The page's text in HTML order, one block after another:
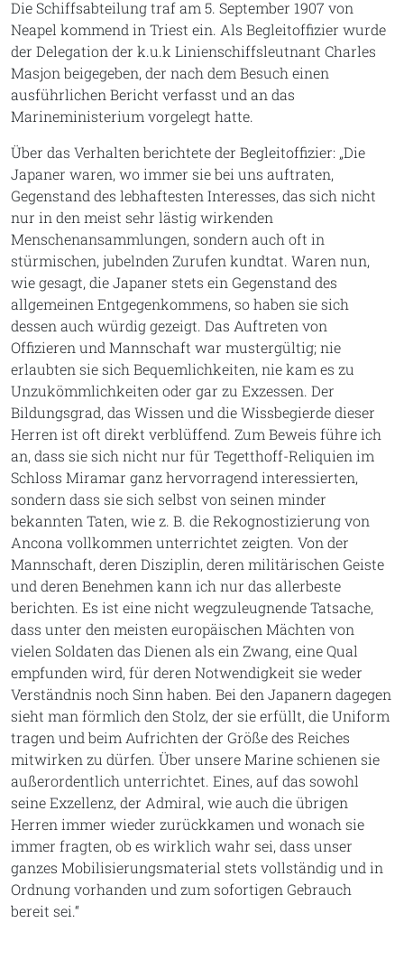
Die Schiffsabteilung traf am 5. September 1907 von
Neapel kommend in Triest ein. Als Begleitoffizier wurde
der Delegation der k.u.k Linienschiffsleutnant Charles
Masjon beigegeben, der nach dem Besuch einen
ausführlichen Bericht verfasst und an das
Marineministerium vorgelegt hatte.
Über das Verhalten berichtete der Begleitoffizier: „Die
Japaner waren, wo immer sie bei uns auftraten,
Gegenstand des lebhaftesten Interesses, das sich nicht
nur in den meist sehr lästig wirkenden
Menschenansammlungen, sondern auch oft in
stürmischen, jubelnden Zurufen kundtat. Waren nun,
wie gesagt, die Japaner stets ein Gegenstand des
allgemeinen Entgegenkommens, so haben sie sich
dessen auch würdig gezeigt. Das Auftreten von
Offizieren und Mannschaft war mustergültig; nie
erlaubten sie sich Bequemlichkeiten, nie kam es zu
Unzukömmlichkeiten oder gar zu Exzessen. Der
Bildungsgrad, das Wissen und die Wissbegierde dieser
Herren ist oft direkt verblüffend. Zum Beweis führe ich
an, dass sie sich nicht nur für Tegetthoff-Reliquien im
Schloss Miramar ganz hervorragend interessierten,
sondern dass sie sich selbst von seinen minder
bekannten Taten, wie z. B. die Rekognostizierung von
Ancona vollkommen unterrichtet zeigten. Von der
Mannschaft, deren Disziplin, deren militärischen Geiste
und deren Benehmen kann ich nur das allerbeste
berichten. Es ist eine nicht wegzuleugnende Tatsache,
dass unter den meisten europäischen Mächten von
vielen Soldaten das Dienen als ein Zwang, eine Qual
empfunden wird, für deren Notwendigkeit sie weder
Verständnis noch Sinn haben. Bei den Japanern dagegen
sieht man förmlich den Stolz, der sie erfüllt, die Uniform
tragen und beim Aufrichten der Größe des Reiches
mitwirken zu dürfen. Über unsere Marine schienen sie
außerordentlich unterrichtet. Eines, auf das sowohl
seine Exzellenz, der Admiral, wie auch die übrigen
Herren immer wieder zurückkamen und wonach sie
immer fragten, ob es wirklich wahr sei, dass unser
ganzes Mobilisierungsmaterial stets vollständig und in
Ordnung vorhanden und zum sofortigen Gebrauch
bereit sei.“